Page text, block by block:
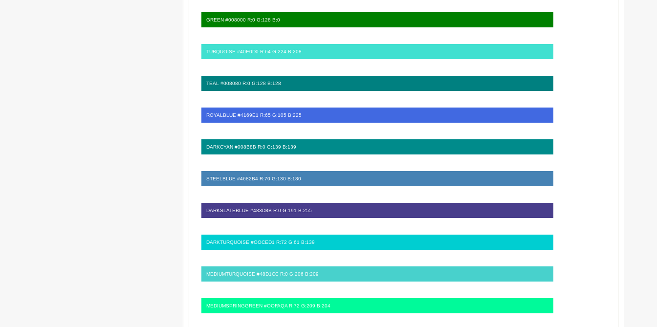
GREEN #008000 R:0 G:128 B:0
TURQUOISE #40E0D0 R:64 G:224 B:208
TEAL #008080 R:0 G:128 B:128
ROYALBLUE #4169E1 R:65 G:105 B:225
DARKCYAN #008B8B R:0 G:139 B:139
STEELBLUE #4682B4 R:70 G:130 B:180
DARKSLATEBLUE #483D8B R:0 G:191 B:255
DARKTURQUOISE #OOCED1 R:72 G:61 B:139
MEDIUMTURQUOISE #48D1CC R:0 G:206 B:209
MEDIUMSPRINGGREEN #OOFAQA R:72 G:209 B:204